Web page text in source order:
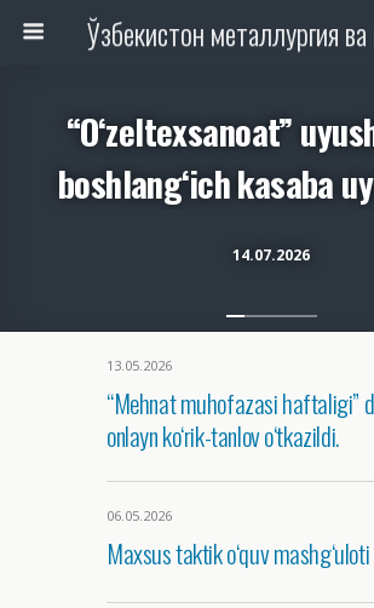
14.07.2026
“O‘zeltexsanoat”
boshlang‘ich kasaba
13.05.2026
“Mehnat muhofazasi haftaligi”
onlayn ko‘rik-tanlov o‘tkazildi.
06.05.2026
Maxsus taktik o‘quv mashg‘uloti